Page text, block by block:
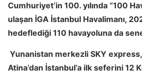
Cumhuriyet’in 100. yılında “100
ulaşan İGA İstanbul Havalimanı,
hedeflediği 110 havayoluna da
Yunanistan merkezli SKY
Atina’dan İstanbul’a ilk seferini 12